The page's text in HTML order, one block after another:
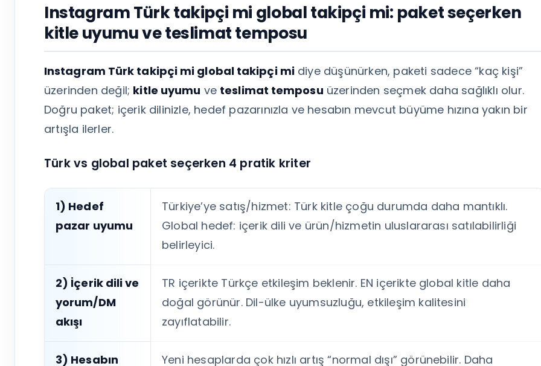
Instagram Türk takipçi mi global takipçi mi: paket seçerken
kitle uyumu ve teslimat temposu
Instagram Türk takipçi mi global takipçi midiye düşünürken, paketi sadece “kaç kişi”
üzerinden değil; kitle uyumu ve teslimat temposu üzerinden seçmek daha sağlıklı olur.
Doğru paket; içerik dilinizle, hedef pazarınızla ve hesabın mevcut büyüme hızına yakın bir
artışla ilerler.
Türk vs global paket seçerken 4 pratik kriter
1) Hedef
pazar uyumu
Türkiye’ye satış/hizmet: Türk kitle çoğu durumda daha mantıklı.
Global hedef: içerik dili ve ürün/hizmetin uluslararası satılabilirliği
belirleyici.
2) İçerik dili ve
yorum/DM
akışı
TR içerikte Türkçe etkileşim beklenir. EN içerikte global kitle daha
doğal görünür. Dil-ülke uyumsuzluğu, etkileşim kalitesini
zayıflatabilir.
3) Hesabın Yeni hesaplarda çok hızlı artış “normal dışı” görünebilir. Daha